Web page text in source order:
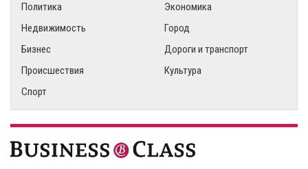
Политика
Экономика
Недвижимость
Город
Бизнес
Дороги и транспорт
Происшествия
Культура
Спорт